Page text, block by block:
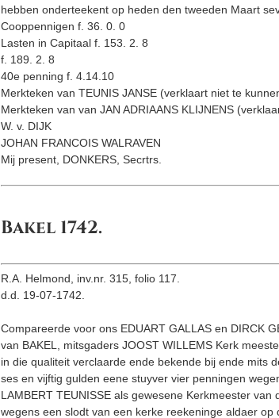
hebben onderteekent op heden den tweeden Maart
Cooppennigen f. 36. 0. 0
Lasten in Capitaal f. 153. 2. 8
f. 189. 2. 8
40e penning f. 4.14.10
Merkteken van TEUNIS JANSE (verklaart niet te
Merkteken van van JAN ADRIAANS KLIJNENS
W. v. DIJK
JOHAN FRANCOIS WALRAVEN
Mij present, DONKERS, Secrtrs.
Bakel 1742.
R.A. Helmond, inv.nr. 315, folio 117.
d.d. 19-07-1742.
Compareerde voor ons EDUART GALLAS en DIRCK
van BAKEL, mitsgaders JOOST WILLEMS Kerk
in die qualiteit verclaarde ende bekende bij ende mits
ses en vijftig gulden eene stuyver vier penningen
LAMBERT TEUNISSE als gewesene Kerkmeester
wegens een slodt van een kerke reekeninge aldaer